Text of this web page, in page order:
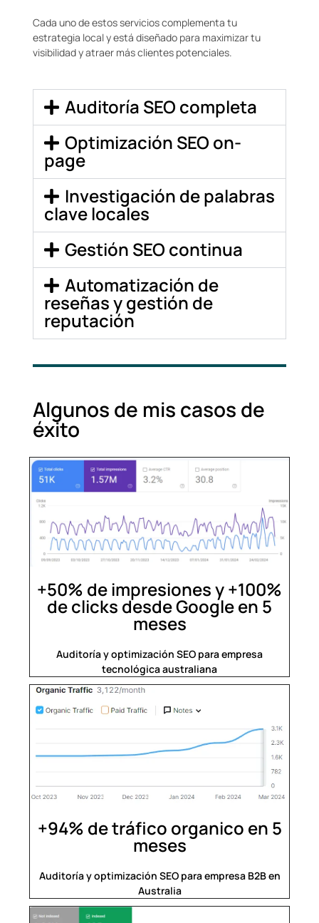
Cada uno de estos servicios complementa tu
estrategia local y está diseñado para maximizar tu
visibilidad y atraer más clientes potenciales.
Auditoría SEO completa
Optimización SEO on-
page
Investigación de palabras
clave locales
Gestión SEO continua
Automatización de
reseñas y gestión de
reputación
Algunos de mis casos de
éxito
+50% de impresiones y +100%
de clicks desde Google en 5
meses
Auditoría y optimización SEO para empresa
tecnológica australiana
+94% de tráfico organico en 5
meses
Auditoría y optimización SEO para empresa B2B en
Australia